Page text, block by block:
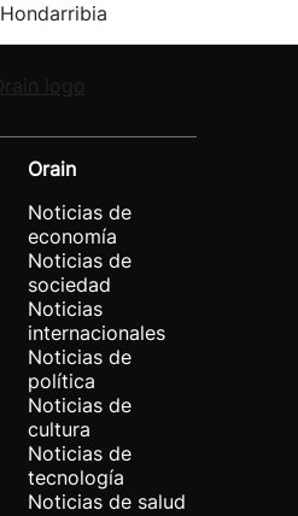
Hondarribia
Orain
Noticias de
economía
Noticias de
sociedad
Noticias
internacionales
Noticias de
política
Noticias de
cultura
Noticias de
tecnología
Noticias de salud